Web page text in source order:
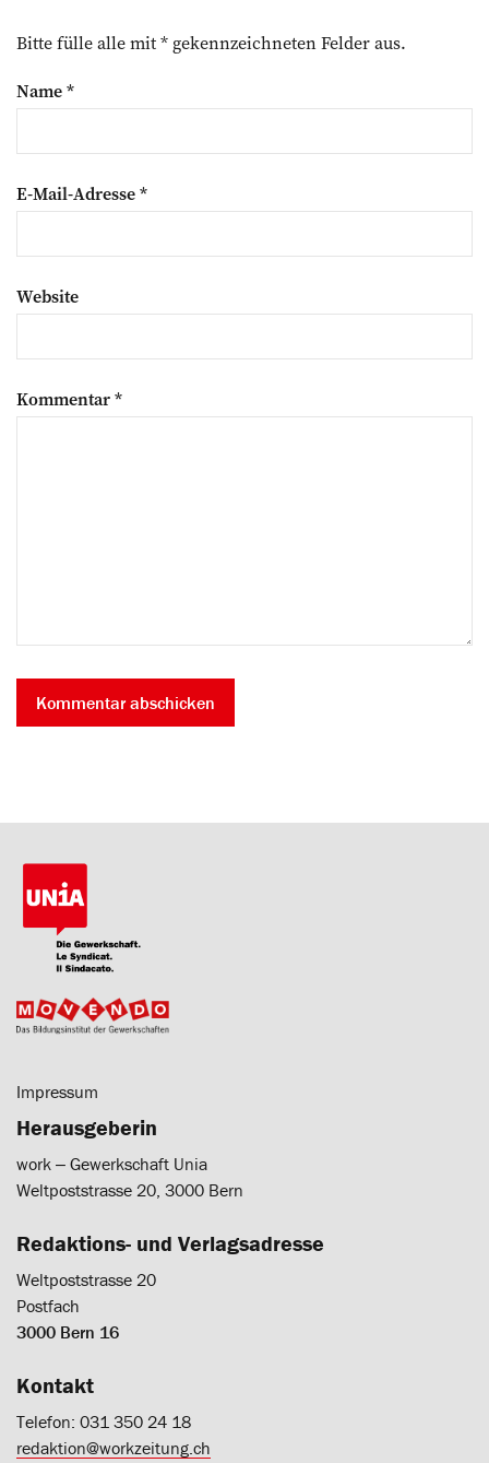
Bitte fülle alle mit * gekennzeichneten Felder aus.
Name*
E-Mail-Adresse*
Website
Kommentar*
Impressum
Herausgeberin
work ‒ Gewerkschaft Unia
Weltpoststrasse 20, 3000 Bern
Redaktions- und Verlagsadresse
Weltpoststrasse 20
Postfach
3000 Bern 16
Kontakt
Telefon: 031 350 24 18
redaktion@workzeitung.ch